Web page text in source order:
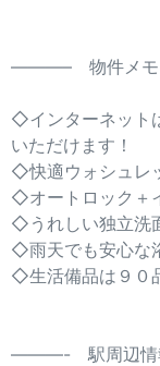
———– 物件メ
◇インターネット
いただけます！
◇快適ウォシュレ
◇オートロック＋
◇うれしい独立洗
◇雨天でも安心な
◇生活備品は９０
———- 駅周辺